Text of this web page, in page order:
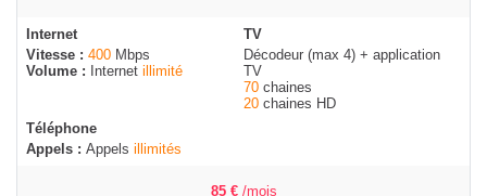
Internet
Vitesse : 400 Mbps
Volume : Internet illimité
TV
Décodeur (max 4) + application
TV
70 chaines
20 chaines HD
Téléphone
Appels : Appels illimités
85 € /mois